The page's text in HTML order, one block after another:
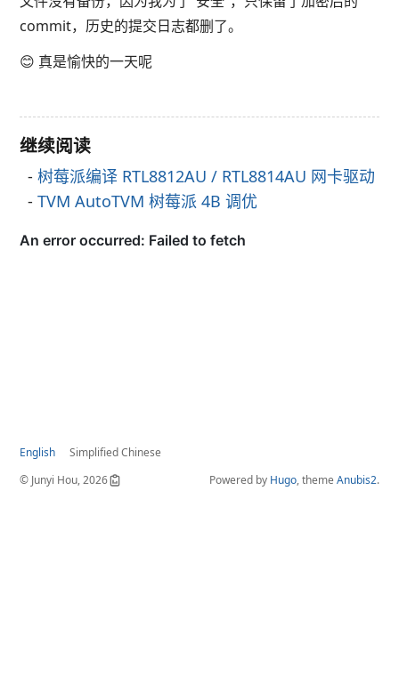
commit，历史的提交日志都删了。
😊 真是愉快的一天呢
继续阅读
树莓派编译 RTL8812AU / RTL8814AU 网卡驱动
TVM AutoTVM 树莓派 4B 调优
English
Simplified Chinese
© Junyi Hou, 2026
Powered by Hugo, theme Anubis2.